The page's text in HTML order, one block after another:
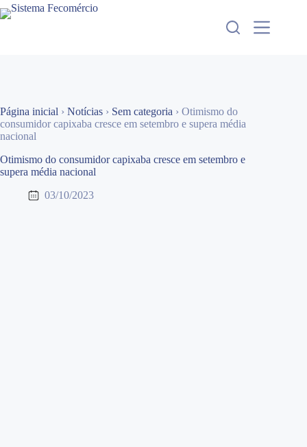
Pular
para
Página inicial › Notícias › Sem categoria › Otimismo do
consumidor capixaba cresce em setembro e supera média
nacional
Otimismo do consumidor capixaba cresce em setembro e
supera média nacional
03/10/2023